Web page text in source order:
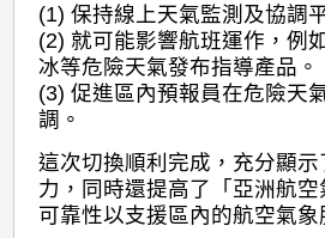
(1) 保持線上天氣監測及協調
(2) 就可能影響航班運作，例
冰等危險天氣發布指導產品。
(3) 促進區內預報員在危險天
調。
這次切換順利完成，充分顯
力，同時還提高了「亞洲航
可靠性以支援區內的航空氣象